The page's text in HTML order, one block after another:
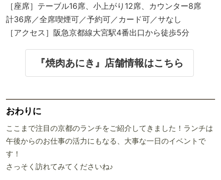
［座席］テーブル16席、小上がり12席、カウンター8席
計36席／全席喫煙可／予約可／カード可／サなし
［アクセス］阪急京都線大宮駅4番出口から徒歩5分
『焼肉あにき』店舗情報はこちら
おわりに
ここまで注目の京都のランチをご紹介してきました！ランチは
午後からのお仕事の活力にもなる、大事な一日のイベントで
す！
さっそく訪れてみてくださいね♪